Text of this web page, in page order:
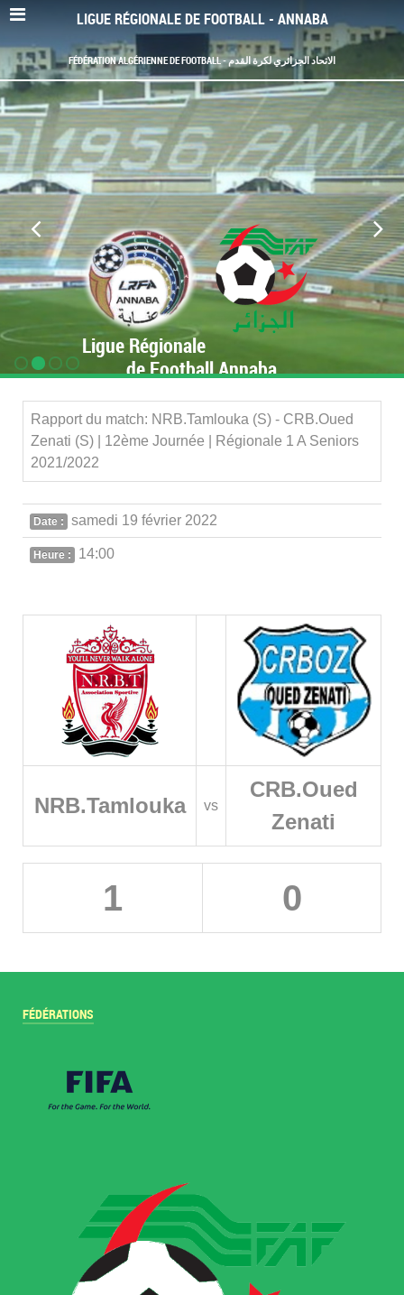
LIGUE RÉGIONALE DE FOOTBALL - ANNABA
FÉDÉRATION ALGÉRIENNE DE FOOTBALL - الاتحاد الجزائري لكرة القدم
Ligue Régionale
de Football Annaba
Rapport du match: NRB.Tamlouka (S) - CRB.Oued
Zenati (S) | 12ème Journée | Régionale 1 A Seniors
2021/2022
Date : samedi 19 février 2022
Heure : 14:00
NRB.Tamlouka vs
CRB.Oued
Zenati
1 0
FÉDÉRATIONS